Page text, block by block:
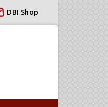
DBI Shop